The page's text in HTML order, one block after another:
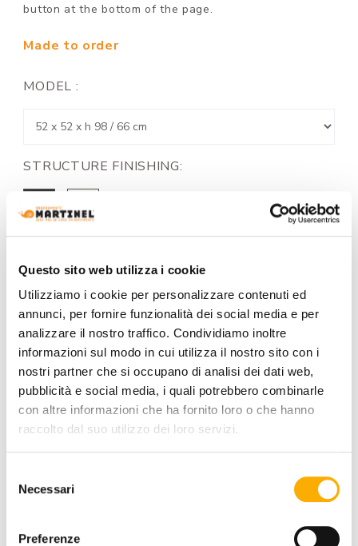
Questo sito web utilizza i cookie
Utilizziamo i cookie per personalizzare contenuti ed
annunci, per fornire funzionalità dei social media e per
analizzare il nostro traffico. Condividiamo inoltre
informazioni sul modo in cui utilizza il nostro sito con i
nostri partner che si occupano di analisi dei dati web,
pubblicità e social media, i quali potrebbero combinarle
con altre informazioni che ha fornito loro o che hanno
raccolto dal suo utilizzo dei loro servizi.
delNecessari
Preferenze
button at the bottom of the page.
Made to order
MODEL :
STRUCTURE FINISHING:
SEAT AND BACKREST FINISH: